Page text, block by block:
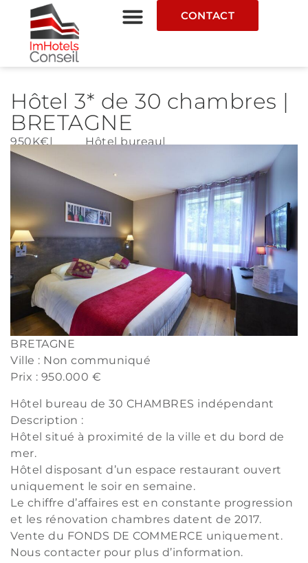
CONTACT
Hôtel 3* de 30 chambres |
BRETAGNE
950K€| Hôtel bureau|
Fonds de commerce
BRETAGNE
Ville : Non communiqué
Prix : 950.000 €
Hôtel bureau de 30 CHAMBRES indépendant
Description :
Hôtel situé à proximité de la ville et du bord de
mer.
Hôtel disposant d’un espace restaurant ouvert
uniquement le soir en semaine.
Le chiffre d’affaires est en constante progression
et les rénovation chambres datent de 2017.
Vente du FONDS DE COMMERCE uniquement.
Nous contacter pour plus d’information.